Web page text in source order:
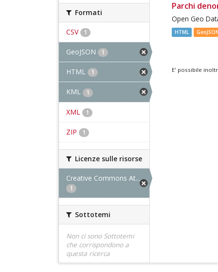
Formati
CSV 1
GeoJSON 1
HTML 1
KML 1
XML 1
ZIP 1
Licenze sulle risorse
Creative Commons At...
1
Sottotemi
Non ci sono Sottotemi
che corrispondono a
questa ricerca
Parchi
Open Geo
HTML
E' possibile